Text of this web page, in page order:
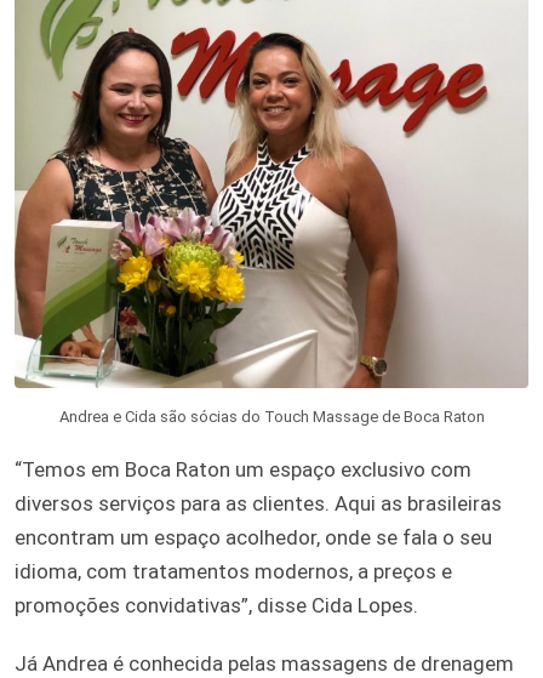
Andrea e Cida são sócias do Touch Massage de Boca Raton
“Temos em Boca Raton um espaço exclusivo com
diversos serviços para as clientes. Aqui as brasileiras
encontram um espaço acolhedor, onde se fala o seu
idioma, com tratamentos modernos, a preços e
promoções convidativas”, disse Cida Lopes.
Já Andrea é conhecida pelas massagens de drenagem